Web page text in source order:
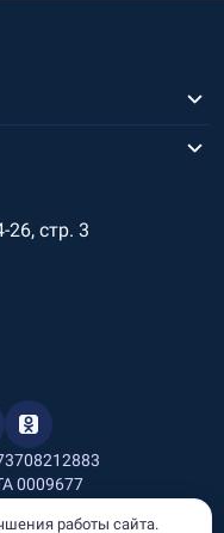
26, стр. 3
0009677
работы сайта.